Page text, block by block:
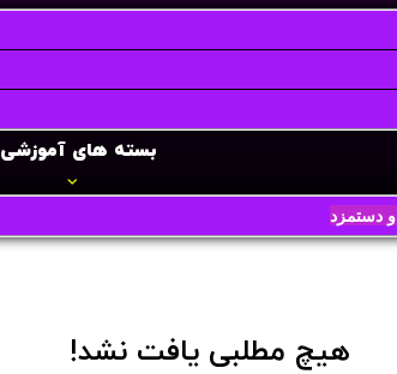
بسته های آموزشی
دستمزد
هیچ مطلبی یافت نشد!